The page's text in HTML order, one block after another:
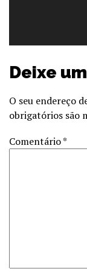
Deixe
O seu endereço
obrigatórios são
Comentário*